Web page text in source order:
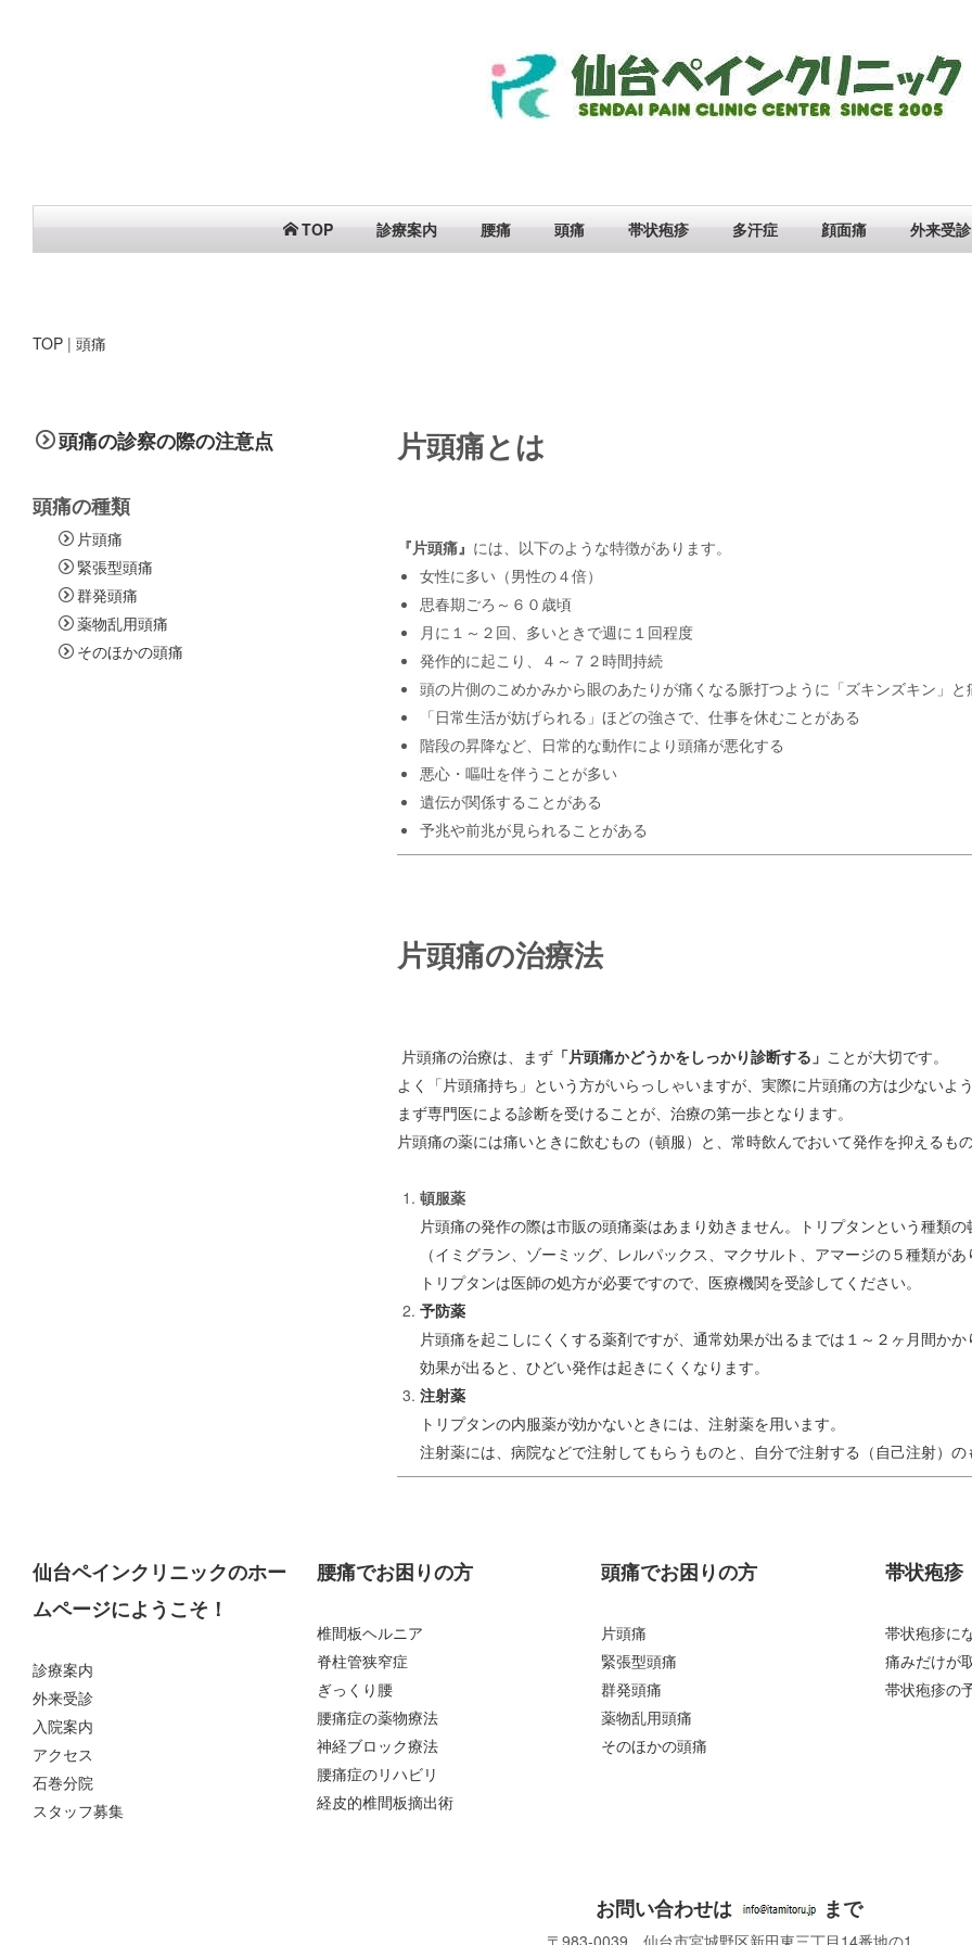
TOP 診療案内 腰痛 頭痛 帯状疱疹 多汗症 顔面痛 外来受診
TOP | 頭痛
片頭痛とは
『片頭痛』 には、以下のような特徴があります。
女性に多い（男性の４倍）
思春期ごろ～６０歳頃
月に１～２回、多いときで週に１回程度
発作的に起こり、４～７２時間持続
頭の片側のこめかみから眼のあたりが痛くなる脈打つように「ズキンズキン」と
「日常生活が妨げられる」ほどの強さで、仕事を休むことがある
階段の昇降など、日常的な動作により頭痛が悪化する
悪心・嘔吐を伴うことが多い
遺伝が関係することがある
予兆や前兆が見られることがある
片頭痛の治療法
片頭痛の治療は、まず 「片頭痛かどうかをしっかり診断する」 ことが大切です。
よく「片頭痛持ち」という方がいらっしゃいますが、実際に片頭痛の方は少ない
まず専門医による診断を受けることが、治療の第一歩となります。
片頭痛の薬には痛いときに飲むもの（頓服）と、常時飲んでおいて発作を抑えるも
頓服薬
片頭痛の発作の際は市販の頭痛薬はあまり効きません。
トリプタンという種類
（イミグラン、ゾーミッグ、レルパックス、マクサルト、アマージの５種類が
トリプタンは医師の処方が必要ですので、医療機関を受診してください。
予防薬
片頭痛を起こしにくくする薬剤ですが、通常効果が出るまでは１～２ヶ月間かか
効果が出ると、ひどい発作は起きにくくなります。
注射薬
トリプタンの内服薬が効かないときには、注射薬を用います。
注射薬には、病院などで注射してもらうものと、自分で注射する（自己注射）
頭痛の診察の際の注意点
頭痛の種類
片頭痛
緊張型頭痛
群発頭痛
薬物乱用頭痛
そのほかの頭痛
仙台ペインクリニックのホー
ムページにようこそ！
診療案内
外来受診
入院案内
アクセス
石巻分院
スタッフ募集
腰痛でお困りの方
椎間板ヘルニア
脊柱管狭窄症
ぎっくり腰
腰痛症の薬物療法
神経ブロック療法
腰痛症のリハビリ
経皮的椎間板摘出術
頭痛でお困りの方
片頭痛
緊張型頭痛
群発頭痛
薬物乱用頭痛
そのほかの頭痛
帯状疱疹
帯状疱疹に
痛みだけが
帯状疱疹の
お問い合わせは まで
〒983-0039 仙台市宮城野区新田東三丁目14番地の1